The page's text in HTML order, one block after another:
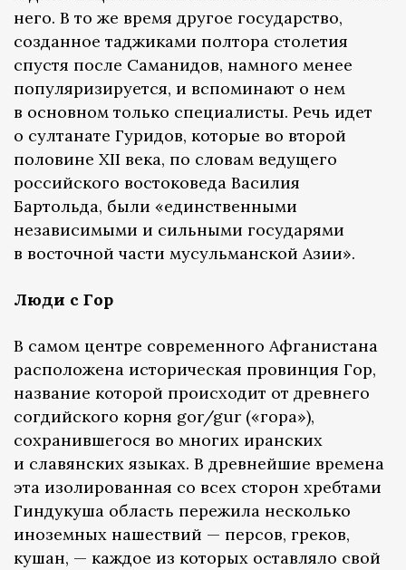
него. В то же время другое государство,
созданное таджиками полтора столетия
спустя после Саманидов, намного менее
популяризируется, и вспоминают о нем
в основном только специалисты. Речь идет
о султанате Гуридов, которые во второй
половине XII века, по словам ведущего
российского востоковеда Василия
Бартольда, были «единственными
независимыми и сильными государями
в восточной части мусульманской Азии».
Люди с Гор
В самом центре современного Афганистана
расположена историческая провинция Гор,
название которой происходит от древнего
согдийского корня gor/gur («гора»),
сохранившегося во многих иранских
и славянских языках. В древнейшие времена
эта изолированная со всех сторон хребтами
Гиндукуша область пережила несколько
иноземных нашествий — персов, греков,
кушан, — каждое из которых оставляло свой